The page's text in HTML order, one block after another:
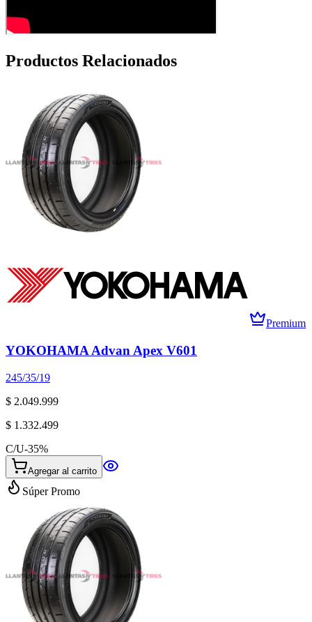
Productos Relacionados
Premium
YOKOHAMA Advan Apex V601
245/35/19
$ 2.049.999
$ 1.332.499
C/U-35%
Agregar al carrito
Súper Promo